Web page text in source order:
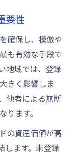
要性
確保し、模倣や
も有効な手段で
地域では、登録
きく影響しま
他者による無断
ます。
の資産価値が高
します。未登録